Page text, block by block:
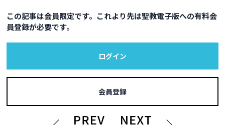
この記事は会員限定です。これより先は聖教電子版への有料会
員登録が必要です。
ログイン
会員登録